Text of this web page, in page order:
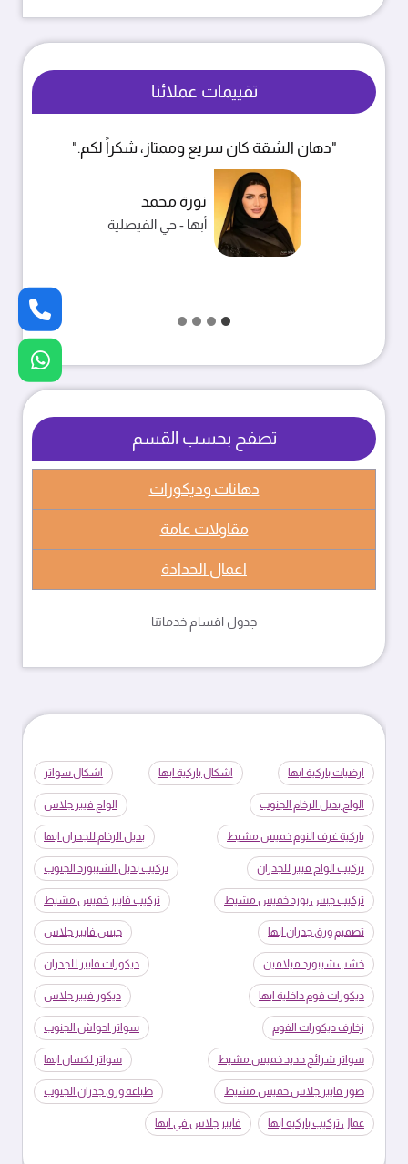
تقييمات عملائنا
"الشغل نظيف والأسعار مناسبة، انصح فيهم."
خالد بن فهد
خميس مشيط - حي الربوة
تصفح بحسب القسم
دهانات وديكورات
مقاولات عامة
اعمال الحدادة
جدول اقسام خدماتنا
ارضيات باركية ابها اشكال باركية ابها اشكال سواتر
الواح بديل الرخام الجنوب الواح فيبر جلاس
باركية غرف النوم خميس مشيط بديل الرخام للجدران ابها
تركيب الواح فيبر للجدران تركيب بديل الشيبورد الجنوب
تركيب جبس بورد خميس مشيط تركيب فايبر خميس مشيط
تصميم ورق جدران ابها جبس فايبر جلاس
خشب شيبورد ميلامين ديكورات فايبر للجدران
ديكورات فوم داخلية ابها ديكور فيبر جلاس
زخارف ديكورات الفوم سواتر احواش الجنوب
سواتر شرائح حديد خميس مشيط سواتر لكسان ابها
صور فايبر جلاس خميس مشيط طباعة ورق جدران الجنوب
عمال تركيب باركيه ابها فايبر جلاس في ابها